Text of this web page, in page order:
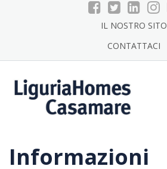
IL NOSTRO SITO
CONTATTACI
Informazioni